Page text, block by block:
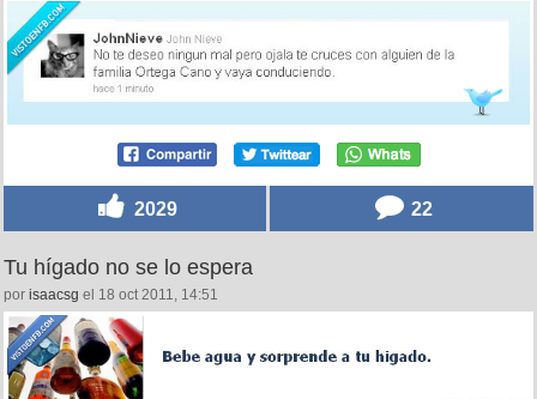
2029 22
Tu hígado no se lo espera
por isaacsg el 18 oct 2011, 14:51